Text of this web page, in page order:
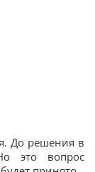
До решения в
это вопрос